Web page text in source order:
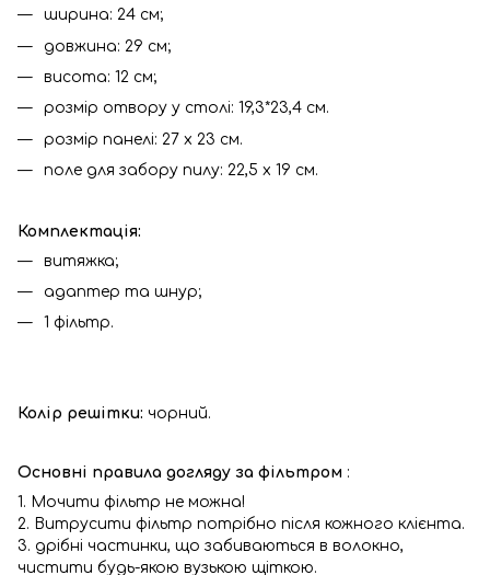
ширина: 24 см;
довжина: 29 см;
висота: 12 см;
розмір отвору у столі: 19,3*23,4 см.
розмір панелі: 27 х 23 см.
поле для забору пилу: 22,5 х 19 см.
Комплектація:
витяжка;
адаптер та шнур;
1 фільтр.
Колір решітки: чорний.
Основні правила догляду за фільтром :
1. Мочити фільтр не можна!
2. Витрусити фільтр потрібно після кожного клієнта.
3. дрібні частинки, що забиваються в волокно,
чистити будь-якою вузькою щіткою.